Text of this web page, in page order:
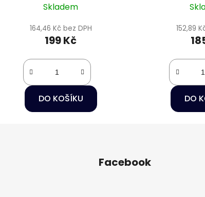
Skladem
164,46 Kč bez DPH
199 Kč
DO KOŠÍKU
152,89
DO
Facebook